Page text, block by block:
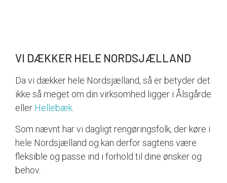
VI DÆKKER HELE NORDSJÆLLAND
Da vi dækker hele Nordsjælland, så er betyder det
ikke så meget om din virksomhed ligger i Ålsgårde
eller Hellebæk
Som nævnt har vi dagligt rengøringsfolk, der køre i
hele Nordsjælland og kan derfor sagtens være
fleksible og passe ind i forhold til dine ønsker og
behov.